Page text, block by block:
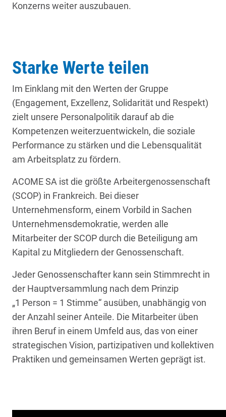
Konzerns weiter auszubauen.
Starke Werte teilen
Im Einklang mit den Werten der Gruppe
(Engagement, Exzellenz, Solidarität und Respekt)
zielt unsere Personalpolitik darauf ab die
Kompetenzen weiterzuentwickeln, die soziale
Performance zu stärken und die Lebensqualität
am Arbeitsplatz zu fördern.
ACOME SA ist die größte Arbeitergenossenschaft
(SCOP) in Frankreich. Bei dieser
Unternehmensform, einem Vorbild in Sachen
Unternehmensdemokratie, werden alle
Mitarbeiter der SCOP durch die Beteiligung am
Kapital zu Mitgliedern der Genossenschaft.
Jeder Genossenschafter kann sein Stimmrecht in
der Hauptversammlung nach dem Prinzip
„1 Person = 1 Stimme“ ausüben, unabhängig von
der Anzahl seiner Anteile. Die Mitarbeiter üben
ihren Beruf in einem Umfeld aus, das von einer
strategischen Vision, partizipativen und kollektiven
Praktiken und gemeinsamen Werten geprägt ist.